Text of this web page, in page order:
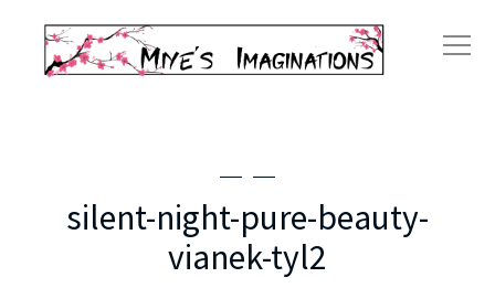
silent-night-pure-beauty-
vianek-tyl2